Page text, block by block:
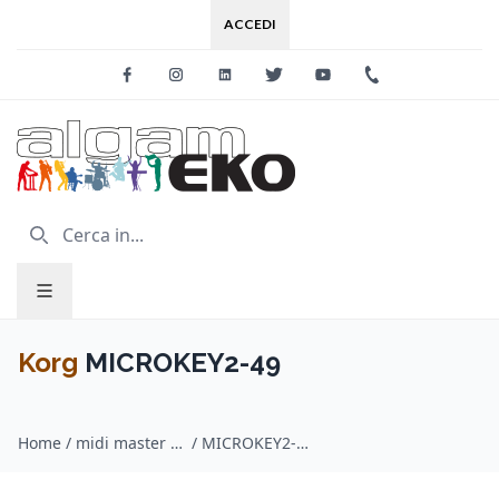
ACCEDI
FacebookInstagramLinkedinTwitter Youtube
Korg MICROKEY2-49
Home / midi master keyboard / Korg / MICROKEY2-49